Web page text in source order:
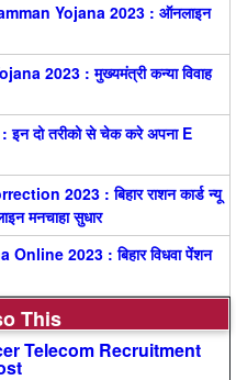
Yojana 2023 : ऑनलाइन
2023 : मुख्यमंत्री कन्या विवाह
दो तरीको से चेक करे अपना E
2023 : बिहार राशन कार्ड न्यू
मनचाहा सुधार
2023 : बिहार विधवा पेंशन
This
Telecom Recruitment